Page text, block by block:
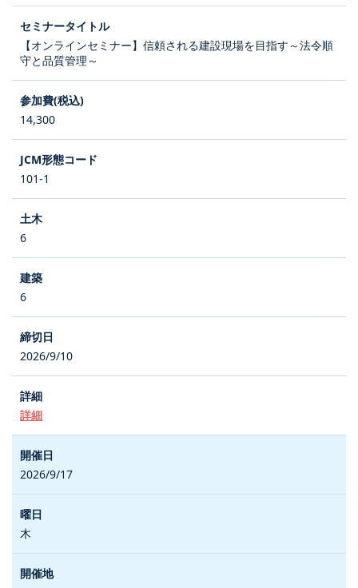
【オンラインセミナー】信頼される建設現場を目指す～法令順
守と品質管理～
14,300
101-1
6
6
2026/9/10
詳細
2026/9/17
木